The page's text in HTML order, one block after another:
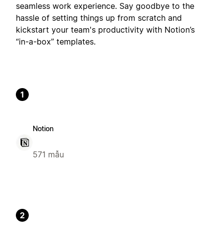
seamless work experience. Say goodbye to the
hassle of setting things up from scratch and
kickstart your team's productivity with Notion’s
“in-a-box” templates.
1
Notion
571 mẫu
2